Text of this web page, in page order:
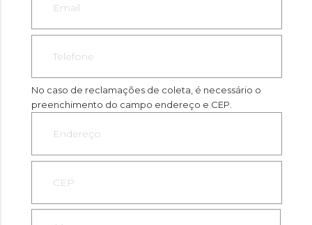
No caso de reclamações de coleta, é necessário o
preenchimento do campo endereço e CEP.